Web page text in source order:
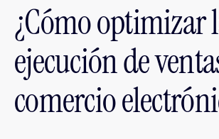
¿Cómo optimizar
ejecución de
comercio